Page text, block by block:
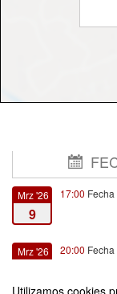
Utilizamos cookies
Mrz '26
9
17:00
Mrz '26 20:00